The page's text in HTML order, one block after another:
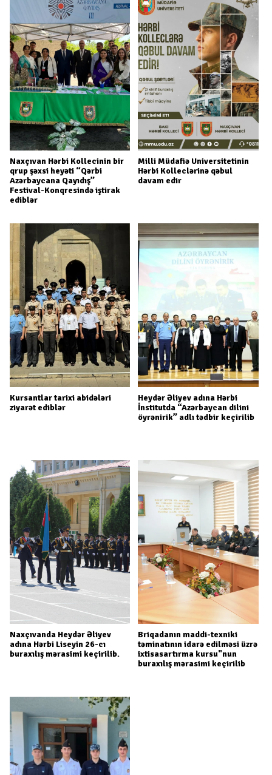
Naxçıvan Hərbi Kollecinin bir
qrup şəxsi heyəti “Qərbi
Azərbaycana Qayıdış”
Festival-Konqresində iştirak
ediblər
Milli Müdafiə Universitetinin
Hərbi Kolleclərinə qəbul
davam edir
Kursantlar tarixi abidələri
ziyarət ediblər
Heydər Əliyev adına Hərbi
İnstitutda “Azərbaycan dilini
öyrənirik” adlı tədbir keçirilib
Naxçıvanda Heydər Əliyev
adına Hərbi Liseyin 26-cı
buraxılış mərasimi keçirilib.
Briqadanın maddi-texniki
təminatının idarə edilməsi üzrə
ixtisasartırma kursu"nun
buraxılış mərasimi keçirilib